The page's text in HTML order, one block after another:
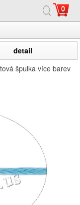
0
detail
špulka více barev